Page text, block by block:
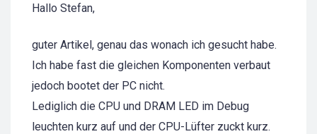
Hallo Stefan,
guter Artikel, genau das wonach ich gesucht habe.
Ich habe fast die gleichen Komponenten verbaut
jedoch bootet der PC nicht.
Lediglich die CPU und DRAM LED im Debug
leuchten kurz auf und der CPU-Lüfter zuckt kurz.